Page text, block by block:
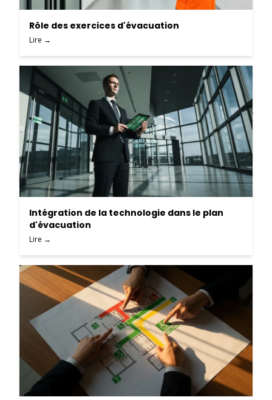
Rôle des exercices d'évacuation
Lire →
Intégration de la technologie dans le plan
d'évacuation
Lire →